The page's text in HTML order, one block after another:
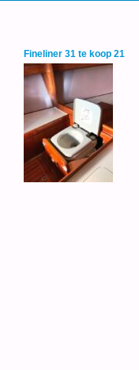
Fineliner 31 te koop 21